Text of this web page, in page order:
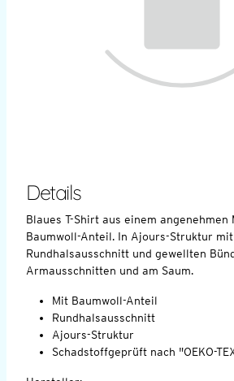
Details
Blaues T-Shirt aus einem
Baumwoll-Anteil. In Ajours-Struktur mit
Rundhalsausschnitt und gewellten
Armausschnitten und am Saum.
Mit Baumwoll-Anteil
Rundhalsausschnitt
Ajours-Struktur
Schadstoffgeprüft nach "OEKO-